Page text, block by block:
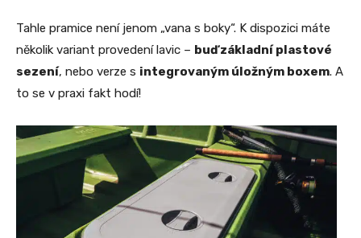
Tahle pramice není jenom „vana s boky“. K dispozici máte
několik variant provedení lavic – buď základní plastové
sezení, nebo verze s integrovaným úložným boxem. A
to se v praxi fakt hodí!